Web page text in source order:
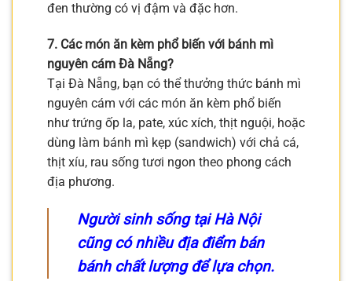
đen thường có vị đậm và đặc hơn.
7. Các món ăn kèm phổ biến với bánh mì
nguyên cám Đà Nẵng?
Tại Đà Nẵng, bạn có thể thưởng thức bánh mì
nguyên cám với các món ăn kèm phổ biến
như trứng ốp la, pate, xúc xích, thịt nguội, hoặc
dùng làm bánh mì kẹp (sandwich) với chả cá,
thịt xíu, rau sống tươi ngon theo phong cách
địa phương.
Người sinh sống tại Hà Nội
cũng có nhiều địa điểm bán
bánh chất lượng để lựa chọn.